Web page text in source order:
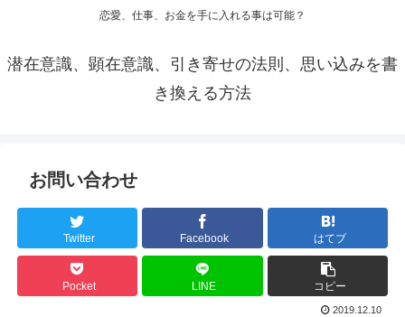
恋愛、仕事、お金を手に入れる事は可能？
潜在意識、顕在意識、引き寄せの法則、思い込みを書
き換える方法
お問い合わせ
Twitter Facebook はてブ
Pocket LINE コピー
2019.12.10